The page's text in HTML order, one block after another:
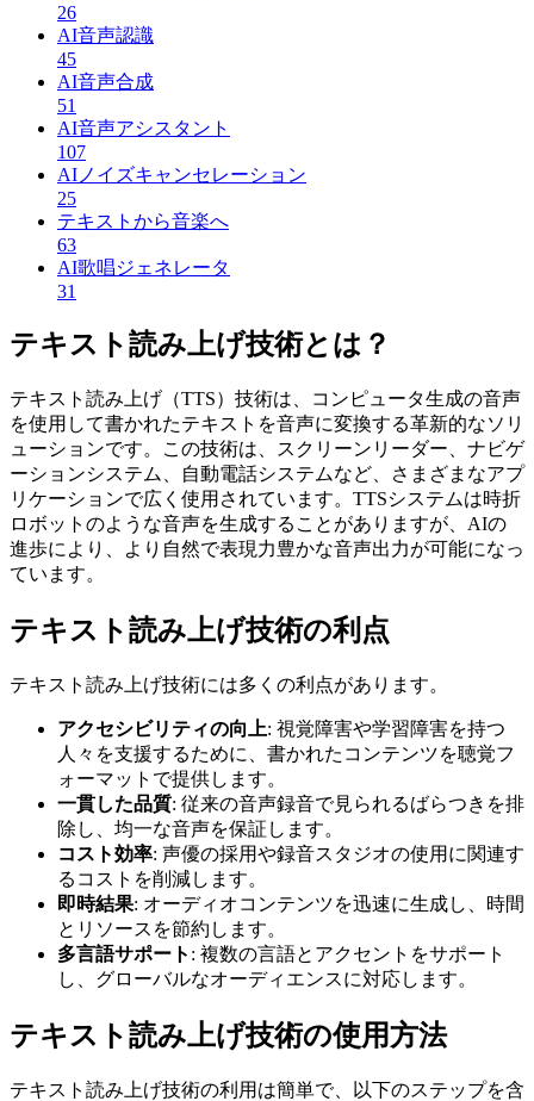
26
AI音声認識
45
AI音声合成
51
AI音声アシスタント
107
AIノイズキャンセレーション
25
テキストから音楽へ
63
AI歌唱ジェネレータ
31
テキスト読み上げ技術とは？
テキスト読み上げ（TTS）技術は、コンピュータ生成の音声
を使用して書かれたテキストを音声に変換する革新的なソリ
ューションです。この技術は、スクリーンリーダー、ナビゲ
ーションシステム、自動電話システムなど、さまざまなアプ
リケーションで広く使用されています。TTSシステムは時折
ロボットのような音声を生成することがありますが、AIの
進歩により、より自然で表現力豊かな音声出力が可能になっ
ています。
テキスト読み上げ技術の利点
テキスト読み上げ技術には多くの利点があります。
アクセシビリティの向上: 視覚障害や学習障害を持つ
人々を支援するために、書かれたコンテンツを聴覚フ
ォーマットで提供します。
一貫した品質: 従来の音声録音で見られるばらつきを排
除し、均一な音声を保証します。
コスト効率: 声優の採用や録音スタジオの使用に関連す
るコストを削減します。
即時結果: オーディオコンテンツを迅速に生成し、時間
とリソースを節約します。
多言語サポート : 複数の言語とアクセントをサポート
し、グローバルなオーディエンスに対応します。
テキスト読み上げ技術の使用方法
テキスト読み上げ技術の利用は簡単で、以下のステップを含